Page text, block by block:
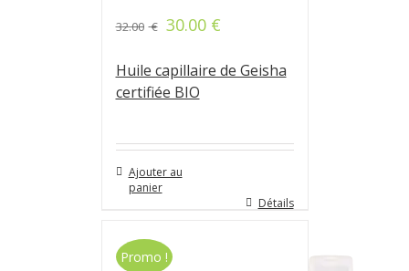
32.00 € 30.00 €
Huile capillaire de Geisha
certifiée BIO
Ajouter au
panier
Détails
Promo !